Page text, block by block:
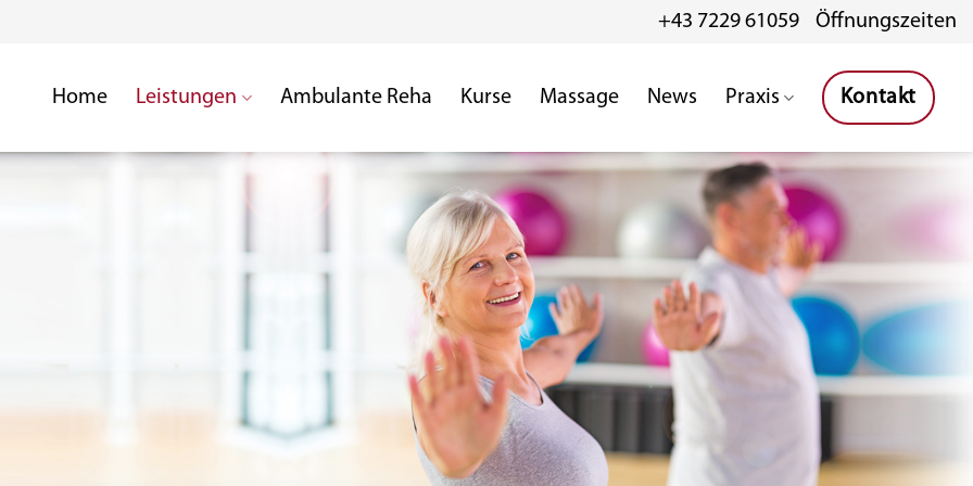
+43 7229 61059 Öffnungszeiten
Home Leistungen Ambulante Reha Kurse Massage News Praxis Kontakt